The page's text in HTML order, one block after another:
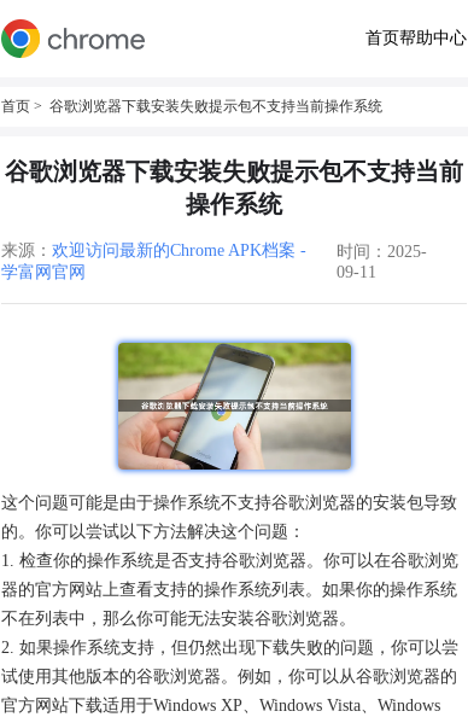
首页帮助中心
首页 > 谷歌浏览器下载安装失败提示包不支持当前操作系统
谷歌浏览器下载安装失败提示包不支持当前
操作系统
来源： 欢迎访问最新的Chrome APK档案 -
学富网官网
时间：2025-
09-11
这个问题可能是由于操作系统不支持谷歌浏览器的安装包导致
的。你可以尝试以下方法解决这个问题：
1. 检查你的操作系统是否支持谷歌浏览器。你可以在谷歌浏览
器的官方网站上查看支持的操作系统列表。如果你的操作系统
不在列表中，那么你可能无法安装谷歌浏览器。
2. 如果操作系统支持，但仍然出现下载失败的问题，你可以尝
试使用其他版本的谷歌浏览器。例如，你可以从谷歌浏览器的
官方网站下载适用于Windows XP、Windows Vista、Windows